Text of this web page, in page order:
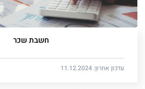
חשבת שכר
עדכון אחרון: 11.12.2024